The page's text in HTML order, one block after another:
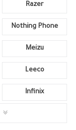
Razer
Nothing Phone
Meizu
Leeco
Infinix